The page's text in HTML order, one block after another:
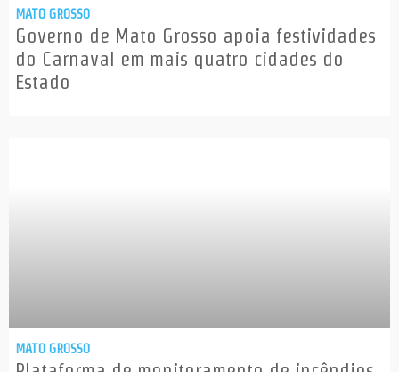
MATO GROSSO
Governo de Mato Grosso apoia festividades
do Carnaval em mais quatro cidades do
Estado
MATO GROSSO